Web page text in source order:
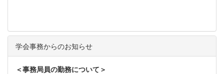
学会事務からのお知らせ
＜事務局員の勤務について＞